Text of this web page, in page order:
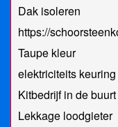
Dak isoleren
https://
Taupe kleur
elektriciteits keuring
Kitbedrijf in de buurt
Lekkage loodgieter